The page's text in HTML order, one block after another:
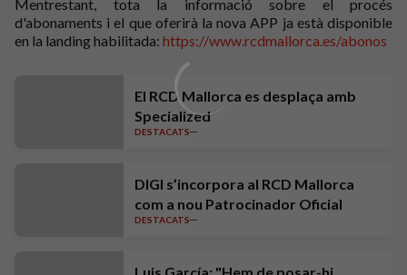
Mentrestant, tota la informació sobre el procés
d'abonaments i el que oferirà la nova APP ja està disponible
en la landing habilitada: https://www.rcdmallorca.es/abonos
El RCD Mallorca es desplaça amb
Specialized
DESTACATS
DIGI s’incorpora al RCD Mallorca
com a nou Patrocinador Oficial
DESTACATS